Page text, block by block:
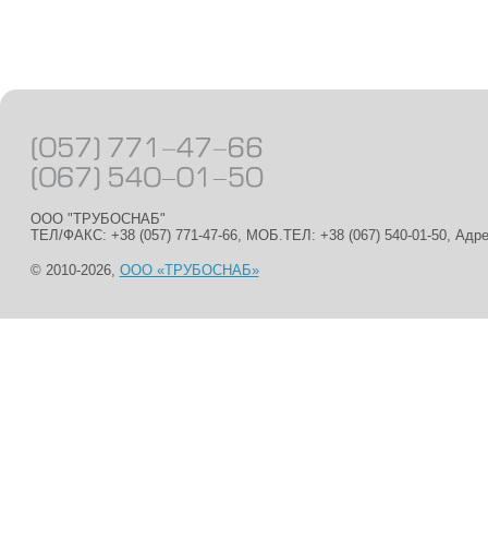
ООО "ТРУБОСНАБ"
ТЕЛ/ФАКС: +38 (057) 771-47-66, МОБ.ТЕЛ: +38 (067) 540-01-50,
© 2010-2026, ООО «ТРУБОСНАБ»